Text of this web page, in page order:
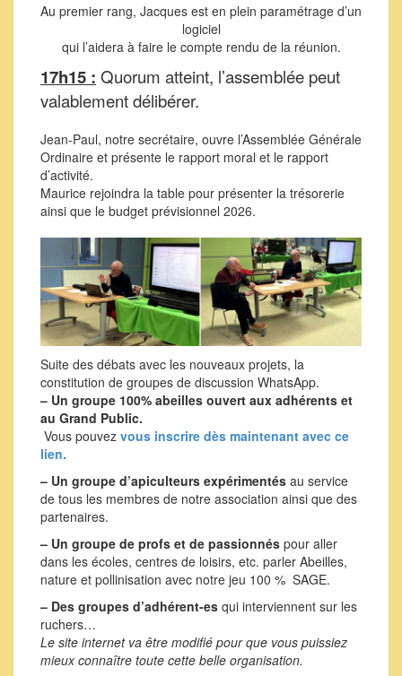
Au premier rang, Jacques est en plein paramétrage d’un
logiciel
qui l’aidera à faire le compte rendu de la réunion.
17h15 : Quorum atteint, l’assemblée peut
valablement délibérer.
Jean-Paul, notre secrétaire, ouvre l’Assemblée Générale
Ordinaire et présente le rapport moral et le rapport
d’activité.
Maurice rejoindra la table pour présenter la trésorerie
ainsi que le budget prévisionnel 2026.
Suite des débats avec les nouveaux projets, la
constitution de groupes de discussion WhatsApp.
– Un groupe 100% abeilles ouvert aux adhérents et
au Grand Public.
Vous pouvez vous inscrire dès maintenant avec ce
lien.
– Un groupe d’apiculteurs expérimentés au service
de tous les membres de notre association ainsi que des
partenaires.
– Un groupe de profs et de passionnés pour aller
dans les écoles, centres de loisirs, etc. parler Abeilles,
nature et pollinisation avec notre jeu 100 % SAGE.
– Des groupes d’adhérent-es qui interviennent sur les
ruchers…
Le site internet va être modifié pour que vous puissiez
mieux connaître toute cette belle organisation.